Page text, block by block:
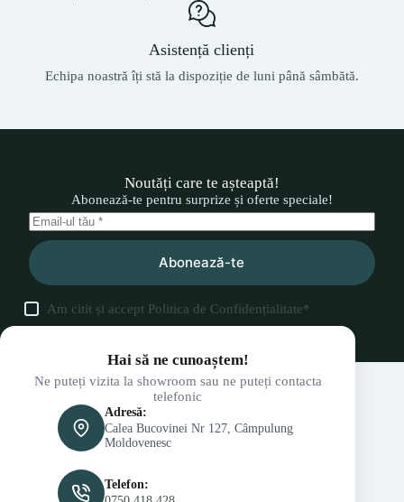
Asistență clienți
Echipa noastră îți stă la dispoziție de luni până sâmbătă.
Noutăți care te așteaptă!
Abonează-te pentru surprize și oferte speciale!
Abonează-te
Am citit și accept Politica de Confidențialitate*
Hai să ne cunoaștem!
Ne puteți vizita la showroom sau ne puteți contacta
telefonic
Adresă:
Calea Bucovinei Nr 127, Câmpulung
Moldovenesc
Telefon: